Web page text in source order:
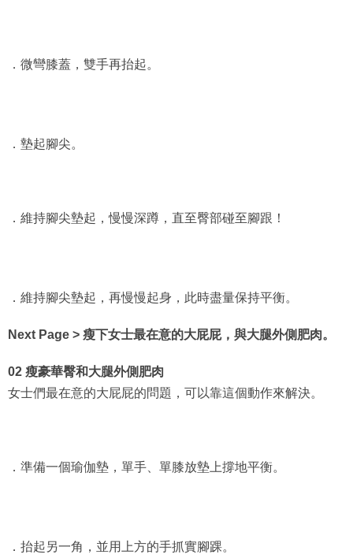
．微彎膝蓋，雙手再抬起。
．墊起腳尖。
．維持腳尖墊起，慢慢深蹲，直至臀部碰至腳跟！
．維持腳尖墊起，再慢慢起身，此時盡量保持平衡。
Next Page > 瘦下女士最在意的大屁屁，與大腿外側肥肉。
02 瘦豪華臀和大腿外側肥肉
女士們最在意的大屁屁的問題，可以靠這個動作來解決。
．準備一個瑜伽墊，單手、單膝放墊上撐地平衡。
．抬起另一角，並用上方的手抓實腳踝。